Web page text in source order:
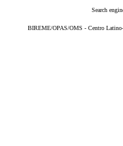
Search
BIREME/OPAS/OMS - Centro Latino-